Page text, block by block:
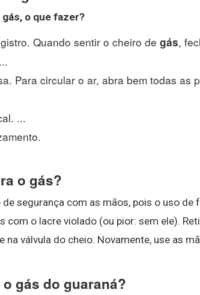
gás, o que fazer?
Quando sentir o cheiro de gás,
Para circular o ar, abra bem todas as
...
o gás?
de segurança com as mãos, pois o uso
com o lacre violado (ou pior: sem ele).
na válvula do cheio. Novamente, use as
gás do guaraná?